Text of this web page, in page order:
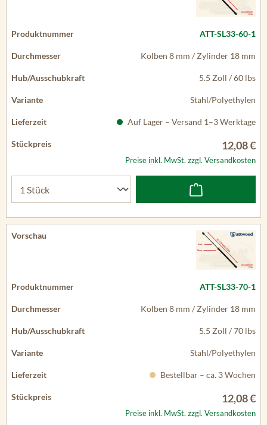
ATT-SL33-60-1
Kolben 8 mm / Zylinder 18 mm
5.5 Zoll / 60 lbs
Stahl/Polyethylen
Auf Lager – Versand 1–3 Werktage
12,08 €
Preise inkl. MwSt. zzgl. Versandkosten
ATT-SL33-70-1
Kolben 8 mm / Zylinder 18 mm
5.5 Zoll / 70 lbs
Stahl/Polyethylen
Bestellbar – ca. 3 Wochen
12,08 €
Preise inkl. MwSt. zzgl. Versandkosten